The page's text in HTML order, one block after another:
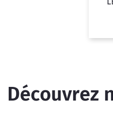
Découvrez